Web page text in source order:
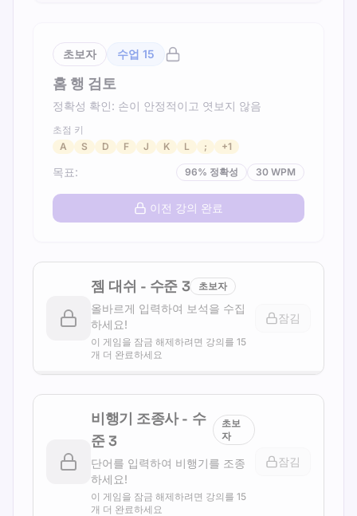
초보자 수업 15
홈 행 검토
정확성 확인: 손이 안정적이고 엿보지 않음
초점 키
A
S D F J K L ; +1
목표: 96% 정확성 30 WPM
이전 강의 완료
젬 대쉬 - 수준 3 초보자
올바르게 입력하여 보석을 수집
하세요!
이 게임을 잠금 해제하려면 강의를 15
개 더 완료하세요
잠김
비행기 조종사- 수
준3
초보
자
단어를 입력하여 비행기를 조종
하세요!
이 게임을 잠금 해제하려면 강의를 15
개 더 완료하세요
잠김